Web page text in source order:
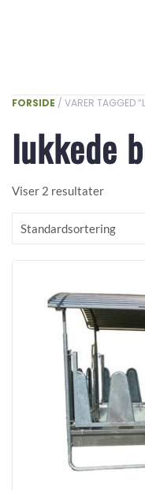
FORSIDE / VARER TAGGED
lukkede
Viser 2 resultater